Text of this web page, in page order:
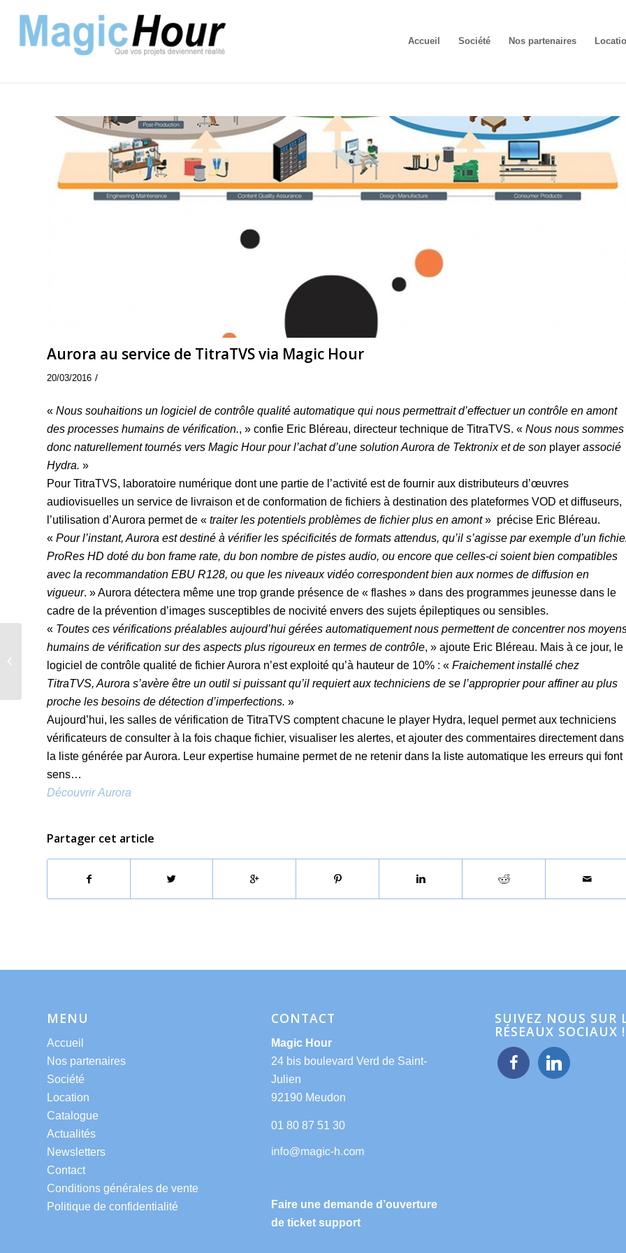
Accueil Société Nos partenaires
Aurora au service de TitraTVS via Magic Hour
20/03/2016 /
« Nous souhaitions un logiciel de contrôle qualité automatique qui nous permettrait d’effectuer un contrôle en amont
des processes humains de vérification., » confie Eric Bléreau, directeur technique de TitraTVS. « Nous nous sommes
donc naturellement tournés vers Magic Hour pour l’achat d’une solution Aurora de Tektronix et de son player associé
Hydra. »
Pour TitraTVS, laboratoire numérique dont une partie de l’activité est de fournir aux distributeurs d’œuvres
audiovisuelles un service de livraison et de conformation de fichiers à destination des plateformes VOD et diffuseurs,
l’utilisation d’Aurora permet de « traiter les potentiels problèmes de fichier plus en amont» précise Eric Bléreau.
« Pour l’instant, Aurora est destiné à vérifier les spécificités de formats attendus, qu’il s’agisse par exemple d’un
ProRes HD doté du bon frame rate, du bon nombre de pistes audio, ou encore que celles-ci soient bien compatibles
avec la recommandation EBU R128, ou que les niveaux vidéo correspondent bien aux normes de diffusion en
vigueur. » Aurora détectera même une trop grande présence de « flashes » dans des programmes jeunesse dans le
cadre de la prévention d’images susceptibles de nocivité envers des sujets épileptiques ou sensibles.
« Toutes ces vérifications préalables aujourd’hui gérées automatiquement nous permettent de concentrer nos
humains de vérification sur des aspects plus rigoureux en termes de contrôle, » ajoute Eric Bléreau. Mais à ce jour, le
logiciel de contrôle qualité de fichier Aurora n’est exploité qu’à hauteur de 10% : « Fraichement installé chez
TitraTVS, Aurora s’avère être un outil si puissant qu’il requiert aux techniciens de se l’approprier pour affiner au plus
proche les besoins de détection d’imperfections. »
Aujourd’hui, les salles de vérification de TitraTVS comptent chacune le player Hydra, lequel permet aux techniciens
vérificateurs de consulter à la fois chaque fichier, visualiser les alertes, et ajouter des commentaires directement dans
la liste générée par Aurora. Leur expertise humaine permet de ne retenir dans la liste automatique les erreurs qui font
sens…
DécouvrirAurora
Partager cet article
MENU
Accueil
Nos partenaires
Société
Location
Catalogue
Actualités
Newsletters
Contact
Conditions générales de vente
Politique de confidentialité
CONTACT
Magic Hour
24 bis boulevard Verd de Saint-
Julien
92190 Meudon
01 80 87 51 30
Faire une demande d’ouverture
de ticket support
SUIVEZ NOUS SUR
RÉSEAUX SOCIAUX !
facebooklinkedin
Vidigo Toolbox de
comment faire du live
avec un Smartphone